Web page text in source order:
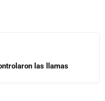
las llamas